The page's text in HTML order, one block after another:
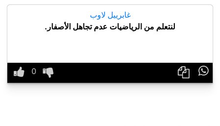
غابرييل لاوب
لنتعلم من الرياضيات عدم تجاهل الأصفار.
